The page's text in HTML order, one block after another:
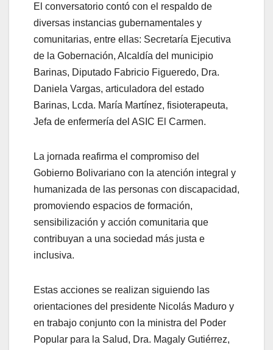
El conversatorio contó con el respaldo de
diversas instancias gubernamentales y
comunitarias, entre ellas: Secretaría Ejecutiva
de la Gobernación, Alcaldía del municipio
Barinas, Diputado Fabricio Figueredo, Dra.
Daniela Vargas, articuladora del estado
Barinas, Lcda. María Martínez, fisioterapeuta,
Jefa de enfermería del ASIC El Carmen.
La jornada reafirma el compromiso del
Gobierno Bolivariano con la atención integral y
humanizada de las personas con discapacidad,
promoviendo espacios de formación,
sensibilización y acción comunitaria que
contribuyan a una sociedad más justa e
inclusiva.
Estas acciones se realizan siguiendo las
orientaciones del presidente Nicolás Maduro y
en trabajo conjunto con la ministra del Poder
Popular para la Salud, Dra. Magaly Gutiérrez,